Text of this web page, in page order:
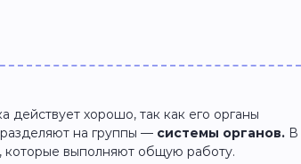
действует хорошо, так как его органы
на группы — системы органов. В
которые выполняют общую работу.